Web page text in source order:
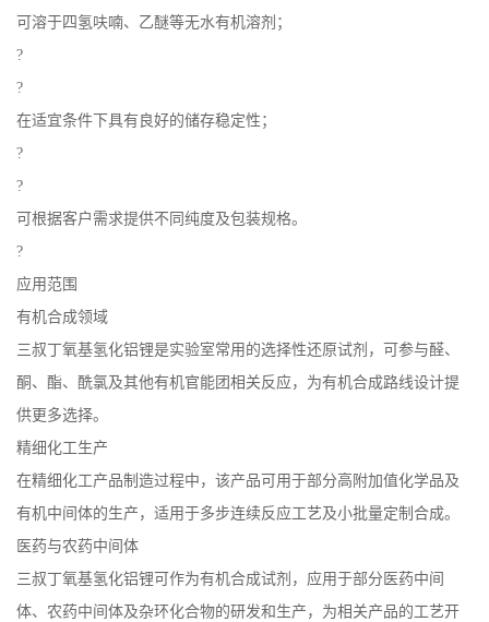
可溶于四氢呋喃、乙醚等无水有机溶剂；
?
?
在适宜条件下具有良好的储存稳定性；
?
?
可根据客户需求提供不同纯度及包装规格。
?
应用范围
有机合成领域
三叔丁氧基氢化铝锂是实验室常用的选择性还原试剂，可参与醛、
酮、酯、酰氯及其他有机官能团相关反应，为有机合成路线设计提
供更多选择。
精细化工生产
在精细化工产品制造过程中，该产品可用于部分高附加值化学品及
有机中间体的生产，适用于多步连续反应工艺及小批量定制合成。
医药与农药中间体
三叔丁氧基氢化铝锂可作为有机合成试剂，应用于部分医药中间
体、农药中间体及杂环化合物的研发和生产，为相关产品的工艺开